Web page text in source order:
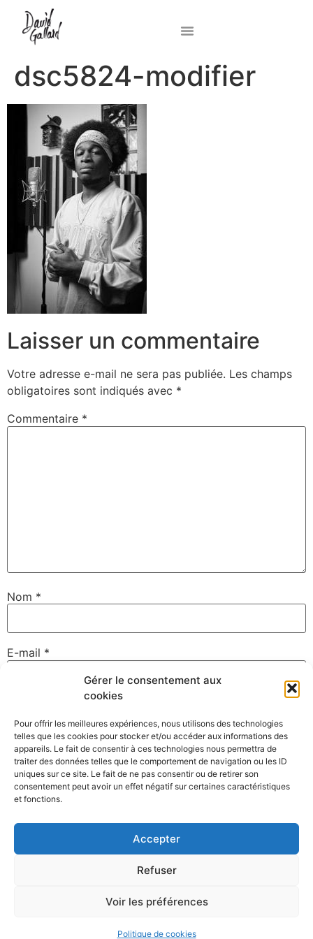
Gérer le consentement aux
cookies
Pour offrir les meilleures expériences, nous utilisons des technologies
telles que les cookies pour stocker et/ou accéder aux informations des
appareils. Le fait de consentir à ces technologies nous permettra de
traiter des données telles que le comportement de navigation ou les ID
uniques sur ce site. Le fait de ne pas consentir ou de retirer son
consentement peut avoir un effet négatif sur certaines caractéristiques
et fonctions.
Accepter
Refuser
Voir les préférences
Politique de cookies
dsc5824-modifier
Laisser un commentaire
Votre adresse e-mail ne sera pas publiée. Les champs
obligatoires sont indiqués avec *
Commentaire *
Nom *
E-mail *
Enregistrer mon nom, mon e-mail et mon site dans le
navigateur pour mon prochain commentaire.